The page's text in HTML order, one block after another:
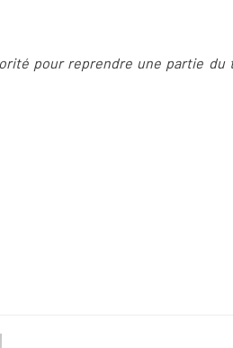
pour reprendre une partie